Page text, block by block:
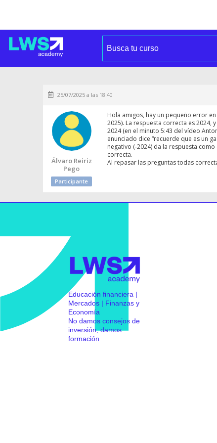
25/07/2025 a las 18:40
Álvaro Reiriz
Pego
Participante
Hola amigos, hay un pequeño error
2025). La respuesta correcta es
2024 (en el minuto 5:43 del vídeo
enunciado dice “recuerde que es un
negativo (-2024) da la respuesta
correcta.
Al repasar las preguntas todas
Educación financiera |
Mercados | Finanzas y
Economía
No damos consejos de
inversión, damos
formación